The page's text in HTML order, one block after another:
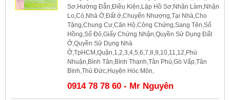
Sơ,Hướng Đẫn,Điều Kiện,Lập Hồ Sơ,Nhận Làm,Nhận
Lo,Có,Nhà Ở,Đất ở,Chuyển Nhượng,Tại Nhà,Cho
Tặng,Chung Cư,Căn Hộ,Công Chứng,Sang Tên,Sổ
Hồng,Sổ Đỏ,Giấy Chứng Nhận,Quyền Sử Dụng Đất
Ở,Quyền Sử Dụng Nhà
Ở,TpHCM,Quận,1,2,3,4,5,6,7,8,9,10,11,12,Phú
Nhuận,Bình Tân,Bình Thạnh,Tân Phú,Gò Vấp,Tân
Bình,Thủ Đức,Huyện Hóc Môn,
0914 78 78 60 - Mr Nguyên